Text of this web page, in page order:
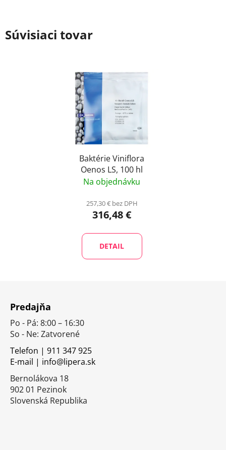
Súvisiaci tovar
Baktérie Viniflora
Oenos LS, 100 hl
Na objednávku
257,30 € bez DPH
316,48 €
DETAIL
Predajňa
Po - Pá: 8:00 – 16:30
So - Ne: Zatvorené
Telefon | 911 347 925
E-mail | info@lipera.sk
Bernolákova 18
902 01 Pezinok
Slovenská Republika